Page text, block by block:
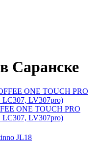
Саранске
ONE TOUCH PRO
LC307, LV307pro)